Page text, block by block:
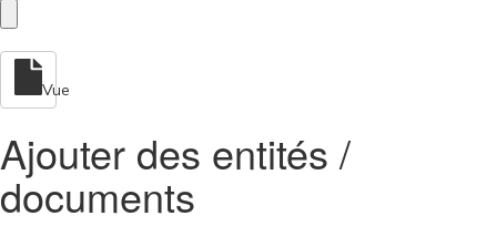
Vue
Ajouter des entités /
documents